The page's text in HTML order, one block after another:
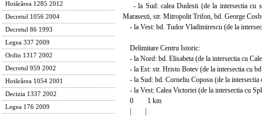
Hotărârea 1285 2012
Decretul 1056 2004
Decretul 86 1993
Legea 337 2009
Ordin 1317 2002
Decretul 959 2002
Hotărârea 1054 2001
Decizia 1337 2002
Legea 176 2009
- la Sud: calea Dudesti (de la intersectia cu
Marasesti, str. Mitropolit Trifon, bd. George
- la Vest: bd. Tudor Vladimirescu (de la
Delimitare Centru Istoric:
- la Nord: bd. Elisabeta (de la intersectia cu
- la Est: str. Hristo Botev (de la intersectia cu
- la Sud: bd. Corneliu Coposu (de la intersectia
- la Vest: Calea Victoriei (de la intersectia cu
0 1 km
| |